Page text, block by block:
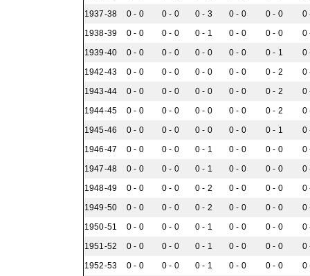
1937-38
0 - 0 0 - 0 0 - 3 0 - 0 0 - 0
0
1938-39
0 - 0 0 - 0 0 - 1 0 - 0 0 - 0
0
1939-40
0 - 0 0 - 0 0 - 0 0 - 0 0 - 1
0
1942-43
0 - 0 0 - 0 0 - 0 0 - 0 0 - 2
0
1943-44
0 - 0 0 - 0 0 - 0 0 - 0 0 - 2
0
1944-45
0 - 0 0 - 0 0 - 0 0 - 0 0 - 2
0
1945-46
0 - 0 0 - 0 0 - 0 0 - 0 0 - 1
0
1946-47
0 - 0 0 - 0 0 - 1 0 - 0 0 - 0
0
1947-48
0 - 0 0 - 0 0 - 1 0 - 0 0 - 0
0
1948-49
0 - 0 0 - 0 0 - 2 0 - 0 0 - 0
0
1949-50
0 - 0 0 - 0 0 - 2 0 - 0 0 - 0
0
1950-51
0 - 0 0 - 0 0 - 1 0 - 0 0 - 0
0
1951-52
0 - 0 0 - 0 0 - 1 0 - 0 0 - 0
0
1952-53
0 - 0 0 - 0 0 - 1 0 - 0 0 - 0
0